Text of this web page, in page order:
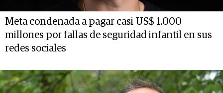
Meta condenada a pagar casi US$ 1.000
millones por fallas de seguridad infantil en sus
redes sociales